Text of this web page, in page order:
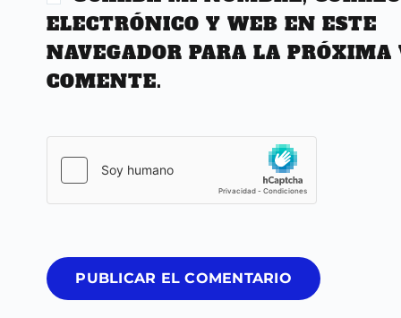
ELECTRÓNICO Y WEB EN ESTE
NAVEGADOR PARA LA PRÓXIMA
COMENTE.
PUBLICAR EL COMENTARIO